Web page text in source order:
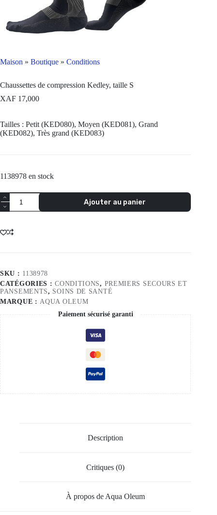
Maison » Boutique » Conditions
Chaussettes de compression Kedley, taille S
XAF 17,000
Tailles : Petit (KED080), Moyen (KED081), Grand
(KED082), Très grand (KED083)
1138978 en stock
Quantité
Kedley
Compression
Small
Ajouter au panier
SKU : 1138978
CATÉGORIES :CONDITIONS, PREMIERS SECOURS ET
PANSEMENTS, SOINS DE SANTÉ
MARQUE :AQUA OLEUM
Paiement sécurisé garanti
Description
Critiques (0)
À propos de Aqua Oleum